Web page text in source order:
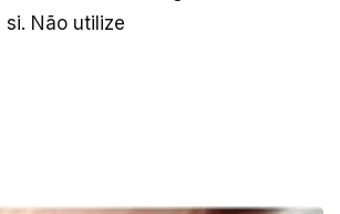
Não utilize